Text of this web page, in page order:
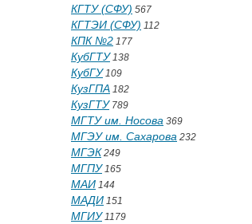
КГТУ (СФУ) 567
КГТЭИ (СФУ) 112
КПК №2 177
КубГТУ138
КубГУ109
КузГПА 182
КузГТУ789
МГТУ им. Носова 369
МГЭУ им. Сахарова 232
МГЭК 249
МГПУ165
МАИ 144
МАДИ 151
МГИУ1179